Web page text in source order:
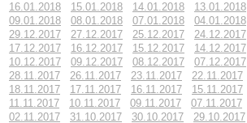
16.01.2018
15.01.2018 14.01.2018 13.01.2018
09.01.2018
08.01.2018 07.01.2018 04.01.2018
29.12.2017
27.12.2017 25.12.2017 24.12.2017
17.12.2017
16.12.2017 15.12.2017 14.12.2017
10.12.2017
09.12.2017 08.12.2017 07.12.2017
28.11.2017
26.11.2017 23.11.2017 22.11.2017
18.11.2017
17.11.2017 16.11.2017 15.11.2017
11.11.2017
10.11.2017 09.11.2017 07.11.2017
02.11.2017
31.10.2017 30.10.2017 29.10.2017